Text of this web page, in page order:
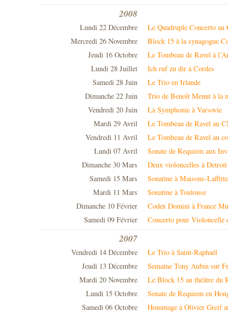
2008
Lundi 22 Décembre
Le Quadruple Concerto au
Mercredi 26 Novembre
Block 15 à la synagogue
Jeudi 16 Octobre
Le Tombeau de Ravel à
Lundi 28 Juillet
Ich ruf zu dir à Cordes
Samedi 28 Juin
Le Trio en Irlande
Dimanche 22 Juin
Trio de Benoît Menut à la
Vendredi 20 Juin
La Symphonie à Varsovie
Mardi 29 Avril
Le Tombeau de Ravel au
Vendredi 11 Avril
Le Tombeau de Ravel au
Lundi 07 Avril
Sonate de Requiem aux
Dimanche 30 Mars
Deux violoncelles à Detroit
Samedi 15 Mars
Sonatine à Maisons-Laffitte
Mardi 11 Mars
Sonatine à Toulouse
Dimanche 10 Février
Codex Domini à France
Samedi 09 Février
Concerto pour Violoncelle
2007
Vendredi 14 Décembre
Le Trio à Saint-Raphaël
Jeudi 13 Décembre
Semaine Tony Aubin sur
Mardi 20 Novembre
Le Block 15 au théâtre du
Lundi 15 Octobre
Sonate de Requiem en
Samedi 06 Octobre
Hommage à Olivier Greif